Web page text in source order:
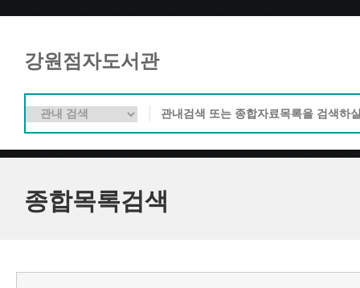
강원점자도서관
종합목록검색